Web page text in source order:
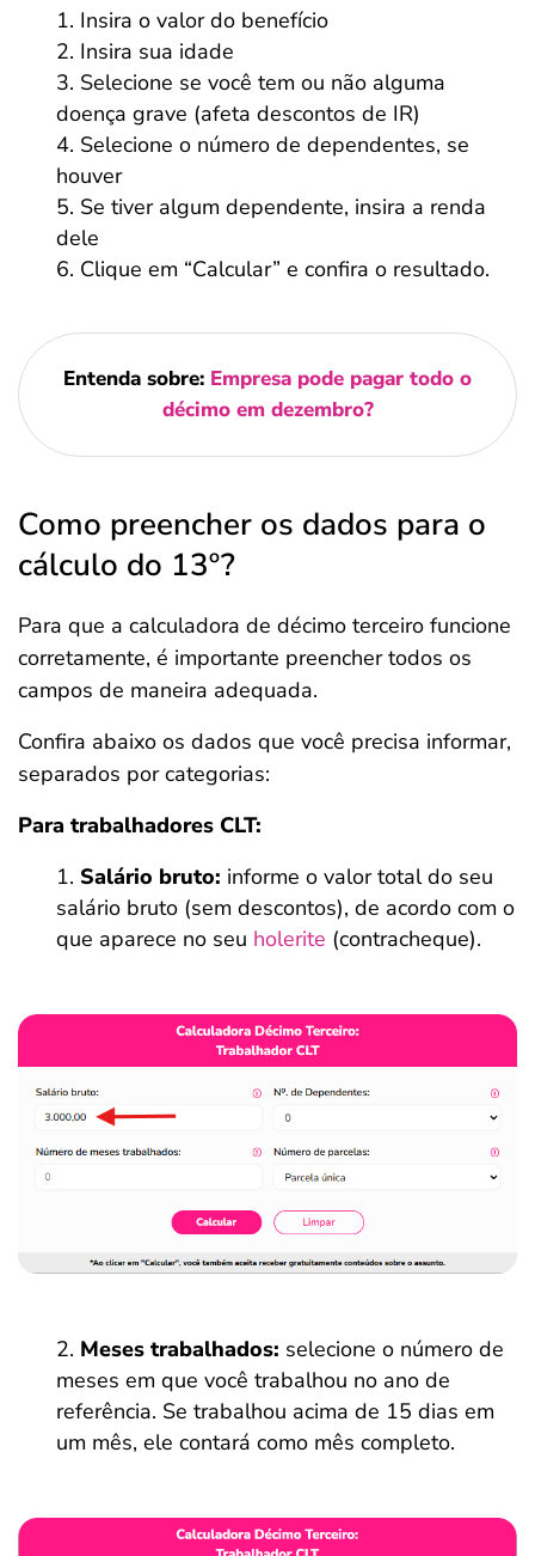
Insira o valor do benefício
Insira sua idade
Selecione se você tem ou não alguma
doença grave (afeta descontos de IR)
Selecione o número de dependentes, se
houver
Se tiver algum dependente, insira a renda
dele
Clique em “Calcular” e confira o resultado.
Entenda sobre: Empresa pode pagar todo o
décimo em dezembro?
Como preencher os dados para o
cálculo do 13º?
Para que a calculadora de décimo terceiro funcione
corretamente, é importante preencher todos os
campos de maneira adequada.
Confira abaixo os dados que você precisa informar,
separados por categorias:
Para trabalhadores CLT:
Salário bruto: informe o valor total do seu
salário bruto (sem descontos), de acordo com o
que aparece no seu holerite (contracheque).
Meses trabalhados: selecione o número de
meses em que você trabalhou no ano de
referência. Se trabalhou acima de 15 dias em
um mês, ele contará como mês completo.